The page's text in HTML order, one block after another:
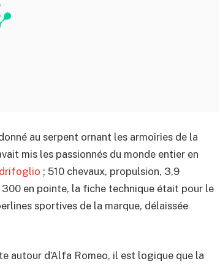
au serpent ornant les armoiries de la
mis les passionnés du monde entier en
; 510 chevaux, propulsion, 3,9
en pointe, la fiche technique était pour le
sportives de la marque, délaissée
autour d’Alfa Romeo, il est logique que la